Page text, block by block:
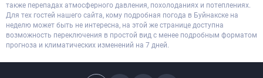
также перепадах атмосферного давления, похолоданиях и потеплениях.
Для тех гостей нашего сайта, кому подробная погода в Буйнакске на
неделю может быть не интересна, на этой же странице доступна
возможность переключения в простой вид с менее подробным форматом
прогноза и климатических изменений на 7 дней.